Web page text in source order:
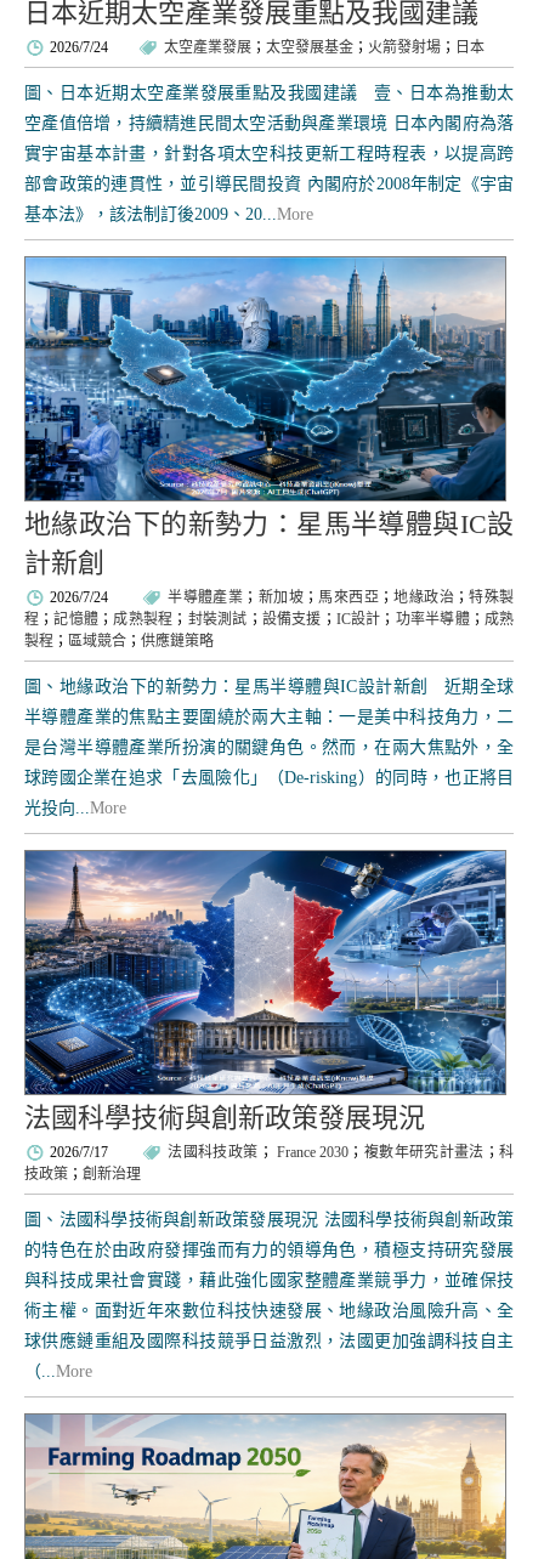
日本近期太空產業發展重點及我國建議
2026/7/24 太空產業發展 ； 太空發展基金 ； 火箭發射場 ； 日本
圖、日本近期太空產業發展重點及我國建議 壹、日本為推動太
空產值倍增，持續精進民間太空活動與產業環境 日本內閣府為落
實宇宙基本計畫，針對各項太空科技更新工程時程表，以提高跨
部會政策的連貫性，並引導民間投資 內閣府於2008年制定《宇宙
基本法》，該法制訂後2009、20...More
地緣政治下的新勢力：星馬半導體與IC設
計新創
2026/7/24 半導體產業 ； 新加坡； 馬來西亞； 地緣政治； 特殊製
程 ；記憶體 ；成熟製程 ； 封裝測試 ； 設備支援 ； IC設計 ； 功率半導體； 成熟
製程 ； 區域競合 ； 供應鏈策略
圖、地緣政治下的新勢力：星馬半導體與IC設計新創 近期全球
半導體產業的焦點主要圍繞於兩大主軸：一是美中科技角力，二
是台灣半導體產業所扮演的關鍵角色。然而，在兩大焦點外，全
球跨國企業在追求「去風險化」（De-risking）的同時，也正將目
光投向...More
法國科學技術與創新政策發展現況
2026/7/17 法國科技政策 ； France 2030 ； 複數年研究計畫法 ； 科
技政策 ； 創新治理
圖、法國科學技術與創新政策發展現況 法國科學技術與創新政策
的特色在於由政府發揮強而有力的領導角色，積極支持研究發展
與科技成果社會實踐，藉此強化國家整體產業競爭力，並確保技
術主權。面對近年來數位科技快速發展、地緣政治風險升高、全
球供應鏈重組及國際科技競爭日益激烈，法國更加強調科技自主
（...More